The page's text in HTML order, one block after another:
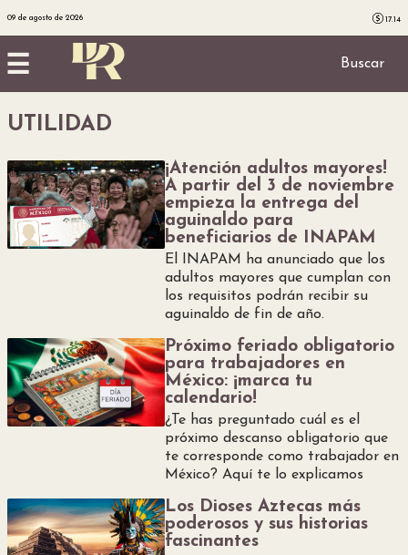
09 de agosto de 2026 17.14
☰ Buscar
Inicio
Noticias
Utilidad
Salud
y
Hogar
UTILIDAD
¡Atención adultos mayores!
A partir del 3 de noviembre
empieza la entrega del
aguinaldo para
beneficiarios de INAPAM
El INAPAM ha anunciado que los
adultos mayores que cumplan con
los requisitos podrán recibir su
aguinaldo de fin de año.
Próximo feriado obligatorio
para trabajadores en
México: ¡marca tu
calendario!
¿Te has preguntado cuál es el
próximo descanso obligatorio que
te corresponde como trabajador en
México? Aquí te lo explicamos
Los Dioses Aztecas más
poderosos y sus historias
fascinantes